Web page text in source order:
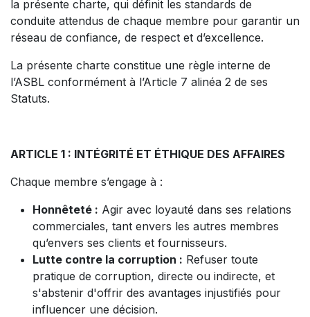
la présente charte, qui définit les standards de
conduite attendus de chaque membre pour garantir un
réseau de confiance, de respect et d’excellence.
La présente charte constitue une règle interne de
l’ASBL conformément à l’Article 7 alinéa 2 de ses
Statuts.
ARTICLE 1 : INTÉGRITÉ ET ÉTHIQUE DES AFFAIRES
Chaque membre s’engage à :
Honnêteté : Agir avec loyauté dans ses relations
commerciales, tant envers les autres membres
qu’envers ses clients et fournisseurs.
Lutte contre la corruption : Refuser toute
pratique de corruption, directe ou indirecte, et
s'abstenir d'offrir des avantages injustifiés pour
influencer une décision.